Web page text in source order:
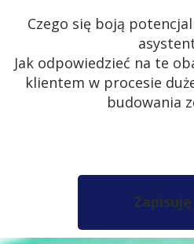
Czego się boją
Jak odpowiedzieć na te
klientem w procesie
budowania